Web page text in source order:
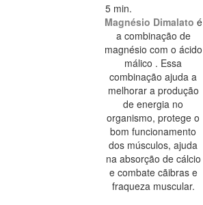
5 min.
Magnésio Dimalato é
a combinação de
magnésio com o ácido
málico . Essa
combinação ajuda a
melhorar a produção
de energia no
organismo, protege o
bom funcionamento
dos músculos, ajuda
na absorção de cálcio
e combate cãibras e
fraqueza muscular.